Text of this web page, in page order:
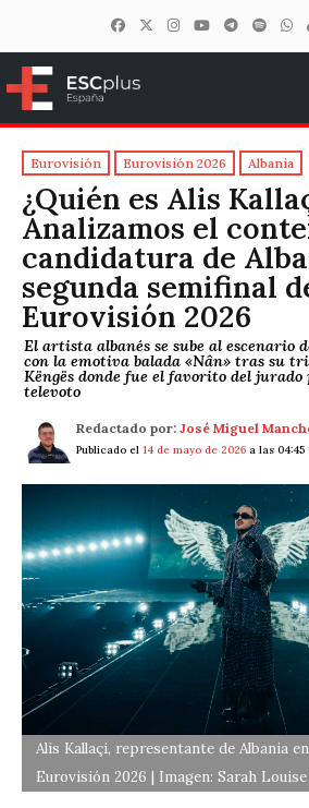
ESCplus España
Eurovisión Eurovisión 2026 Albania
¿Quién es Alis
Analizamos el
candidatura de
segunda semifinal
Eurovisión 2026
El artista albanés se sube al escenario
con la emotiva balada «Nân» tras su
Këngës donde fue el favorito del jurado
televoto
Redactado por: José Miguel
Publicado el 14 de mayo de 2026 a las 04:45
Alis Kallaçi, representante de Albania
Eurovisión 2026 | Imagen: Sarah